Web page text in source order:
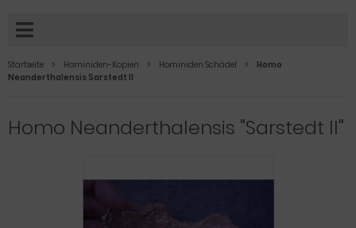
Startseite Hominiden-Kopien Hominiden Schädel
Homo
Neanderthalensis Sarstedt II
Homo Neanderthalensis "Sarstedt II"